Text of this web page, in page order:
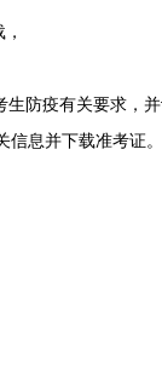
疫有关要求，并
信息并下载准考证。